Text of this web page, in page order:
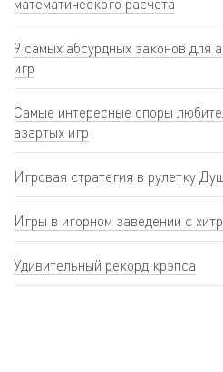
9 самых абсурдных законов для
игр
Самые интересные споры
азартых игр
Игровая стратегия в рулетку
Игры в игорном заведении с
Удивительный рекорд крэпса